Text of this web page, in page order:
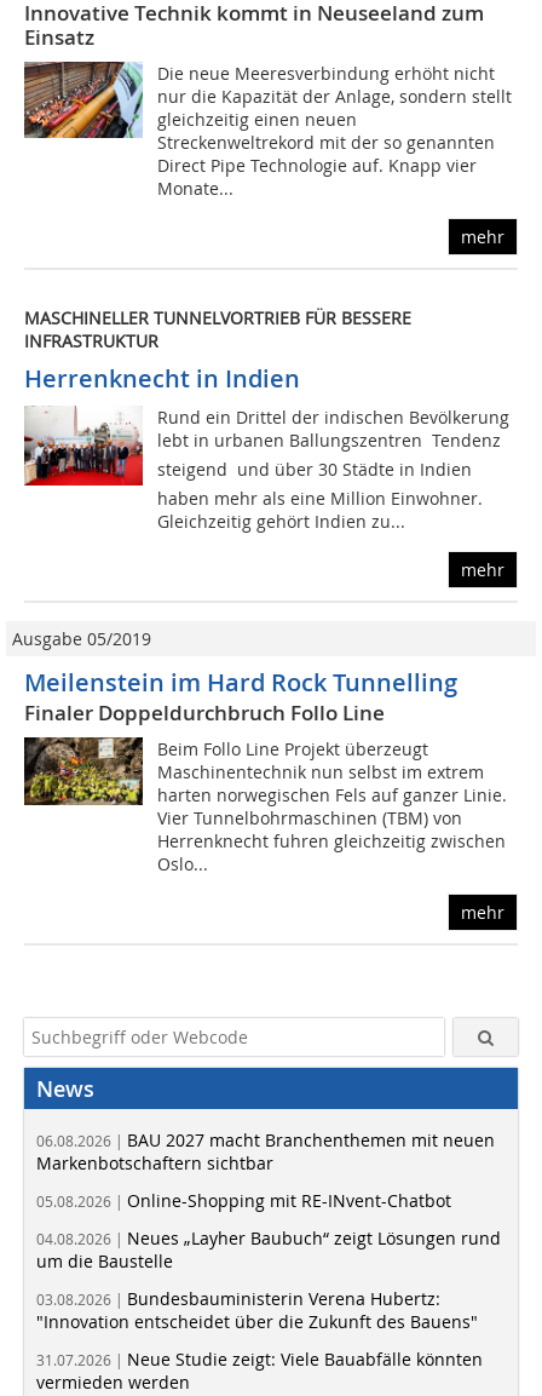
Innovative Technik kommt in Neuseeland zum
Einsatz
Die neue Meeresverbindung erhöht nicht
nur die Kapazität der Anlage, sondern stellt
gleichzeitig einen neuen
Streckenweltrekord mit der so genannten
Direct Pipe Technologie auf. Knapp vier
Monate...
mehr
MASCHINELLER TUNNELVORTRIEB FÜR BESSERE
INFRASTRUKTUR
Herrenknecht in Indien
Rund ein Drittel der indischen Bevölkerung
lebt in urbanen Ballungszentren  Tendenz
steigend  und über 30 Städte in Indien
haben mehr als eine Million Einwohner.
Gleichzeitig gehört Indien zu...
mehr
Ausgabe 05/2019
Meilenstein im Hard Rock Tunnelling
Finaler Doppeldurchbruch Follo Line
Beim Follo Line Projekt überzeugt
Maschinentechnik nun selbst im extrem
harten norwegischen Fels auf ganzer Linie.
Vier Tunnelbohrmaschinen (TBM) von
Herrenknecht fuhren gleichzeitig zwischen
Oslo...
mehr
News
06.08.2026 | BAU 2027 macht Branchenthemen mit neuen
Markenbotschaftern sichtbar
05.08.2026 | Online-Shopping mit RE-INvent-Chatbot
04.08.2026 | Neues „Layher Baubuch“ zeigt Lösungen rund
um die Baustelle
03.08.2026 | Bundesbauministerin Verena Hubertz:
"Innovation entscheidet über die Zukunft des Bauens"
31.07.2026 | Neue Studie zeigt: Viele Bauabfälle könnten
vermieden werden